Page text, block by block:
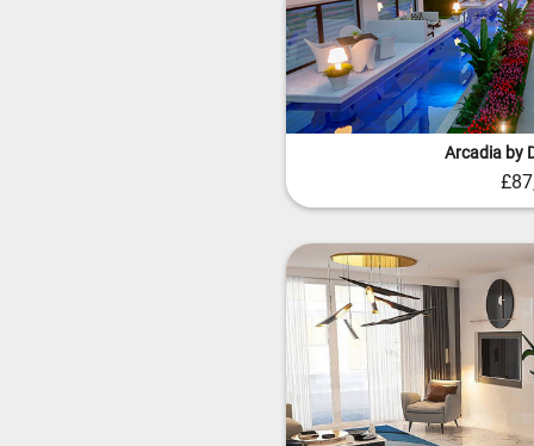
Arcadia by